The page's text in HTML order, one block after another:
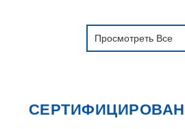
Просмотреть Все